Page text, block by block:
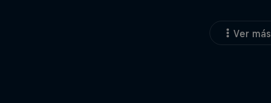
Ver más